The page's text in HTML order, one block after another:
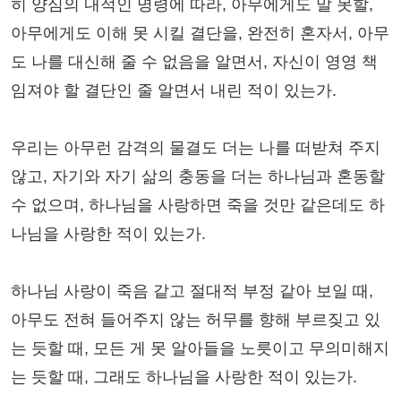
히 양심의 내적인 명령에 따라, 아무에게도 말 못할,
아무에게도 이해 못 시킬 결단을, 완전히 혼자서, 아무
도 나를 대신해 줄 수 없음을 알면서, 자신이 영영 책
임져야 할 결단인 줄 알면서 내린 적이 있는가.
우리는 아무런 감격의 물결도 더는 나를 떠받쳐 주지
않고, 자기와 자기 삶의 충동을 더는 하나님과 혼동할
수 없으며, 하나님을 사랑하면 죽을 것만 같은데도 하
나님을 사랑한 적이 있는가.
하나님 사랑이 죽음 같고 절대적 부정 같아 보일 때,
아무도 전혀 들어주지 않는 허무를 향해 부르짖고 있
는 듯할 때, 모든 게 못 알아들을 노릇이고 무의미해지
는 듯할 때, 그래도 하나님을 사랑한 적이 있는가.